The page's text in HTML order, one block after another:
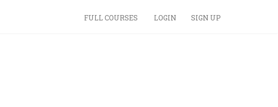
FULL COURSES LOGIN SIGN UP